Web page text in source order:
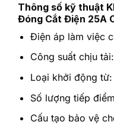
Thông số kỹ thuật
Đóng Cắt Điện 25A
Điện áp làm việc
Công suất chịu
Loại khởi động từ:
Số lượng tiếp
Cấu tạo bảo vệ